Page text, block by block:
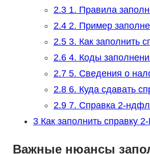
2.31. Правила
2.42. Пример
2.53. Как заполнить
2.64. Коды
2.75. Сведения о
2.86. Куда сдавать
2.97. Справка 2-ндфл
3Как заполнить справку
Важные нюансы